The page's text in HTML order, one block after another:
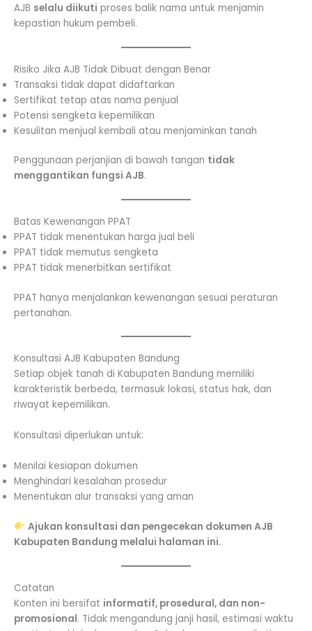
AJB selalu diikuti proses balik nama untuk menjamin
kepastian hukum pembeli.
Risiko Jika AJB Tidak Dibuat dengan Benar
Transaksi tidak dapat didaftarkan
Sertifikat tetap atas nama penjual
Potensi sengketa kepemilikan
Kesulitan menjual kembali atau menjaminkan tanah
Penggunaan perjanjian di bawah tangan tidak
menggantikan fungsi AJB.
Batas Kewenangan PPAT
PPAT tidak menentukan harga jual beli
PPAT tidak memutus sengketa
PPAT tidak menerbitkan sertifikat
PPAT hanya menjalankan kewenangan sesuai peraturan
pertanahan.
Konsultasi AJB Kabupaten Bandung
Setiap objek tanah di Kabupaten Bandung memiliki
karakteristik berbeda, termasuk lokasi, status hak, dan
riwayat kepemilikan.
Konsultasi diperlukan untuk:
Menilai kesiapan dokumen
Menghindari kesalahan prosedur
Menentukan alur transaksi yang aman
Ajukan konsultasi dan pengecekan dokumen AJB
Kabupaten Bandung melalui halaman ini.
Catatan
Konten ini bersifat informatif, prosedural, dan non-
promosional. Tidak mengandung janji hasil, estimasi waktu